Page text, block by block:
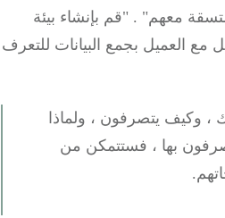
معهم"."قم بإنشاء بيئة
بجمع البيانات للتعرف
يتصرفون ، ولماذا
بها ، فستتمكن من